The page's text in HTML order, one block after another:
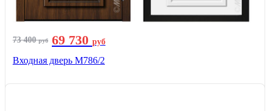
73 400руб 69 730 руб
Входная дверь М786/2